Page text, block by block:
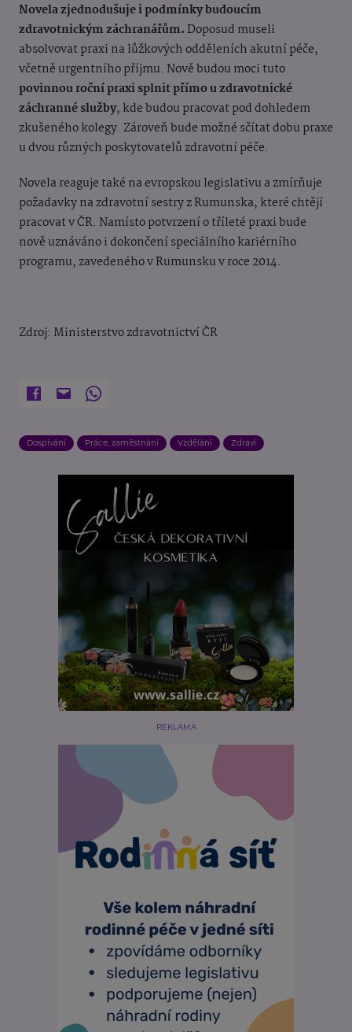
Novela zjednodušuje i podmínky budoucím
zdravotnickým záchranářům.Doposud museli
absolvovat praxi na lůžkových odděleních akutní péče,
včetně urgentního příjmu. Nově budou moci tuto
povinnou roční praxi splnit přímo u zdravotnické
záchranné služby, kde budou pracovat pod dohledem
zkušeného kolegy. Zároveň bude možné sčítat dobu praxe
u dvou různých poskytovatelů zdravotní péče.
Novela reaguje také na evropskou legislativu a zmírňuje
požadavky na zdravotní sestry z Rumunska, které chtějí
pracovat v ČR. Namísto potvrzení o tříleté praxi bude
nově uznáváno i dokončení speciálního kariérního
programu, zavedeného v Rumunsku v roce 2014.
Zdroj: Ministerstvo zdravotnictví ČR
Dospívání Práce, zaměstnání Vzdělání Zdraví
REKLAMA